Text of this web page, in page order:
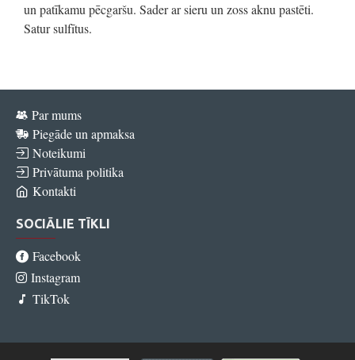
un patīkamu pēcgaršu. Sader ar sieru un zoss aknu pastēti.
Satur sulfītus.
Par mums
Piegāde un apmaksa
Noteikumi
Privātuma politika
Kontakti
SOCIĀLIE TĪKLI
Facebook
Instagram
TikTok